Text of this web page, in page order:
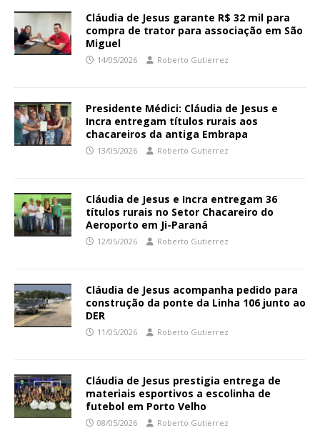
Cláudia de Jesus garante R$ 32 mil para
compra de trator para associação em São
Miguel
14/05/2026 Roberto Gutierrez
Presidente Médici: Cláudia de Jesus e
Incra entregam títulos rurais aos
chacareiros da antiga Embrapa
13/05/2026 Roberto Gutierrez
Cláudia de Jesus e Incra entregam 36
títulos rurais no Setor Chacareiro do
Aeroporto em Ji-Paraná
12/05/2026 Roberto Gutierrez
Cláudia de Jesus acompanha pedido para
construção da ponte da Linha 106 junto ao
DER
11/05/2026 Roberto Gutierrez
Cláudia de Jesus prestigia entrega de
materiais esportivos a escolinha de
futebol em Porto Velho
08/05/2026 Roberto Gutierrez